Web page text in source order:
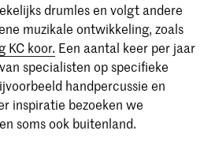
drumles en volgt andere
muzikale ontwikkeling, zoals
KC koor. Een aantal keer per jaar
specialisten op specifieke
handpercussie en
inspiratie bezoeken we
soms ook buitenland.